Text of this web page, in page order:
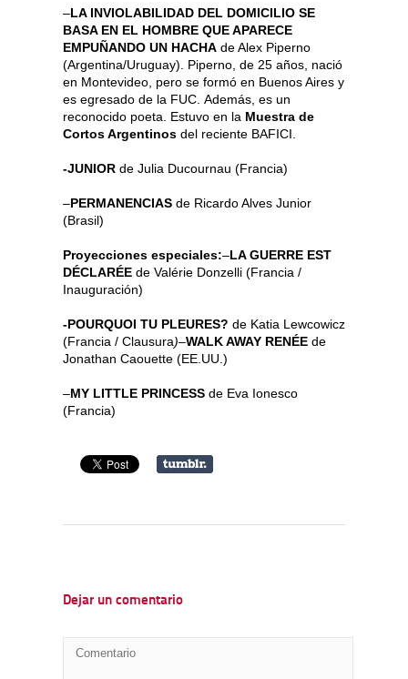
–LA INVIOLABILIDAD DEL DOMICILIO SE
BASA EN EL HOMBRE QUE APARECE
EMPUÑANDO UN HACHA de Alex Piperno
(Argentina/Uruguay). Piperno, de 25 años, nació
en Montevideo, pero se formó en Buenos Aires y
es egresado de la FUC. Además, es un
reconocido poeta. Estuvo en la Muestra de
Cortos Argentinos del reciente BAFICI.
-JUNIOR de Julia Ducournau (Francia)
–PERMANENCIAS de Ricardo Alves Junior
(Brasil)
Proyecciones especiales:–LA GUERRE EST
DÉCLARÉE de Valérie Donzelli (Francia /
Inauguración)
-POURQUOI TU PLEURES? de Katia Lewcowicz
(Francia / Clausura)–WALK AWAY RENÉE de
Jonathan Caouette (EE.UU.)
–MY LITTLE PRINCESS de Eva Ionesco
(Francia)
Dejar un comentario